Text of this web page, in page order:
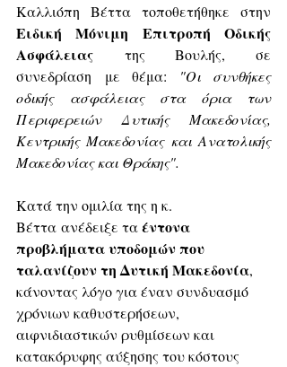
Καλλιόπη Βέττα τοποθετήθηκε στην
Ειδική Μόνιμη Επιτροπή Οδικής
Ασφάλειας της Βουλής, σε
συνεδρίαση με θέμα:
"Οι συνθήκες
οδικής ασφάλειας στα όρια των
Περιφερειών Δυτικής Μακεδονίας,
Κεντρικής Μακεδονίας και Ανατολικής
Μακεδονίας και Θράκης".
Κατά την ομιλία της η κ.
Βέττα ανέδειξε τα έντονα
προβλήματα υποδομών που
ταλανίζουν τη Δυτική Μακεδονία,
κάνοντας λόγο για έναν συνδυασμό
χρόνιων καθυστερήσεων,
αιφνιδιαστικών ρυθμίσεων και
κατακόρυφης αύξησης του κόστους